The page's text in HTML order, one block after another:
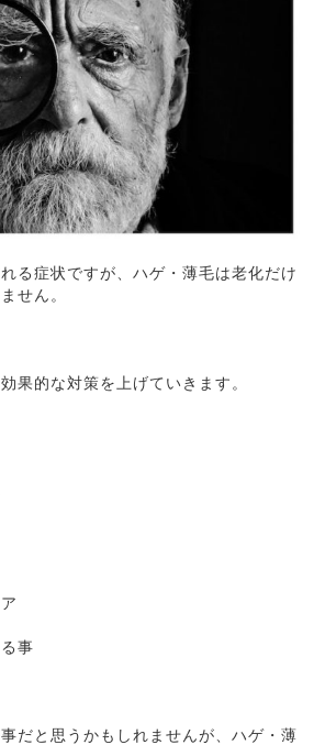
る症状ですが、ハゲ・薄毛は老化だけ
せん。
果的な対策を上げていきます。
事
だと思うかもしれませんが、ハゲ・薄